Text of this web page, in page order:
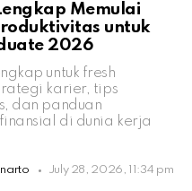
Memulai
untuk
2026
untuk fresh
karier, tips
dan panduan
di dunia kerja
July 28, 2026, 11:34 pm